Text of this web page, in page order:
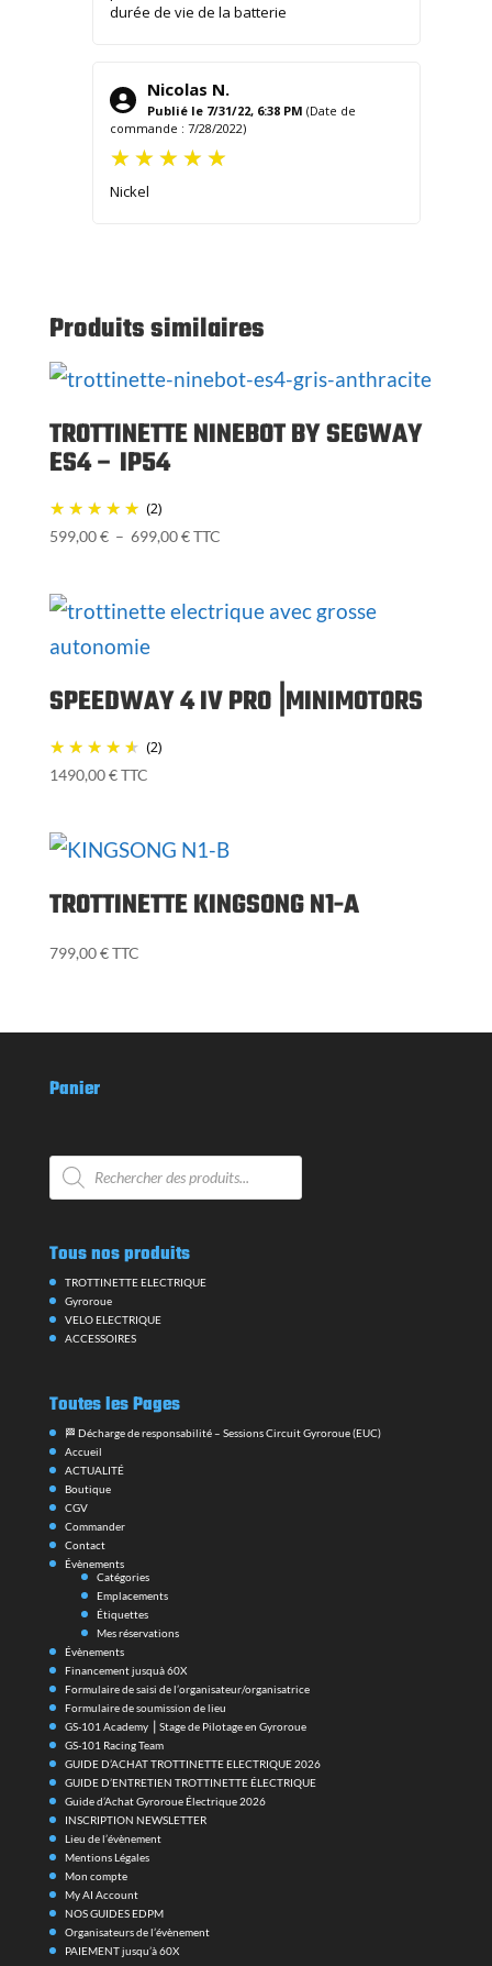
durée de vie de la batterie
Nicolas N.
Publié le 7/31/22, 6:38 PM (Date de
commande : 7/28/2022)
Nickel
Produits similaires
TROTTINETTE NINEBOT BY SEGWAY
ES4 – IP54
(2)
599,00€ – 699,00€Plage
599,00 €
TTC
SPEEDWAY 4 IV PRO⎟MINIMOTORS
(2)
1490,00€TTC
TROTTINETTE KINGSONG N1-A
799,00€TTC
Panier
Recherche
produits
Tous nos produits
TROTTINETTE ELECTRIQUE
Gyroroue
VELO ELECTRIQUE
ACCESSOIRES
Toutes les Pages
🏁 Décharge de responsabilité – Sessions Circuit Gyroroue (EUC)
Accueil
ACTUALITÉ
Boutique
CGV
Commander
Contact
Évènements
Catégories
Emplacements
Étiquettes
Mes réservations
Évènements
Financement jusquà 60X
Formulaire de saisi de l’organisateur/organisatrice
Formulaire de soumission de lieu
GS-101 Academy ⎪Stage de Pilotage en Gyroroue
GS-101 Racing Team
GUIDE D’ACHAT TROTTINETTE ELECTRIQUE 2026
GUIDE D’ENTRETIEN TROTTINETTE ÉLECTRIQUE
Guide d’Achat Gyroroue Électrique 2026
INSCRIPTION NEWSLETTER
Lieu de l’évènement
Mentions Légales
Mon compte
My AI Account
NOS GUIDES EDPM
Organisateurs de l’évènement
PAIEMENT jusqu’à 60X